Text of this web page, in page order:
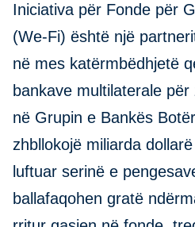
Iniciativa për Fonde për
(We-Fi) është një
në mes katërmbëdhjetë
bankave multilaterale
në Grupin e Bankës
zhbllokojë miliarda
luftuar serinë e
ballafaqohen gratë